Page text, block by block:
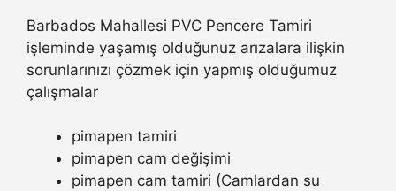
Barbados Mahallesi PVC Pencere Tamiri
işleminde yaşamış olduğunuz arızalara ilişkin
sorunlarınızı çözmek için yapmış olduğumuz
çalışmalar
pimapen tamiri
pimapen cam değişimi
pimapen cam tamiri (Camlardan su